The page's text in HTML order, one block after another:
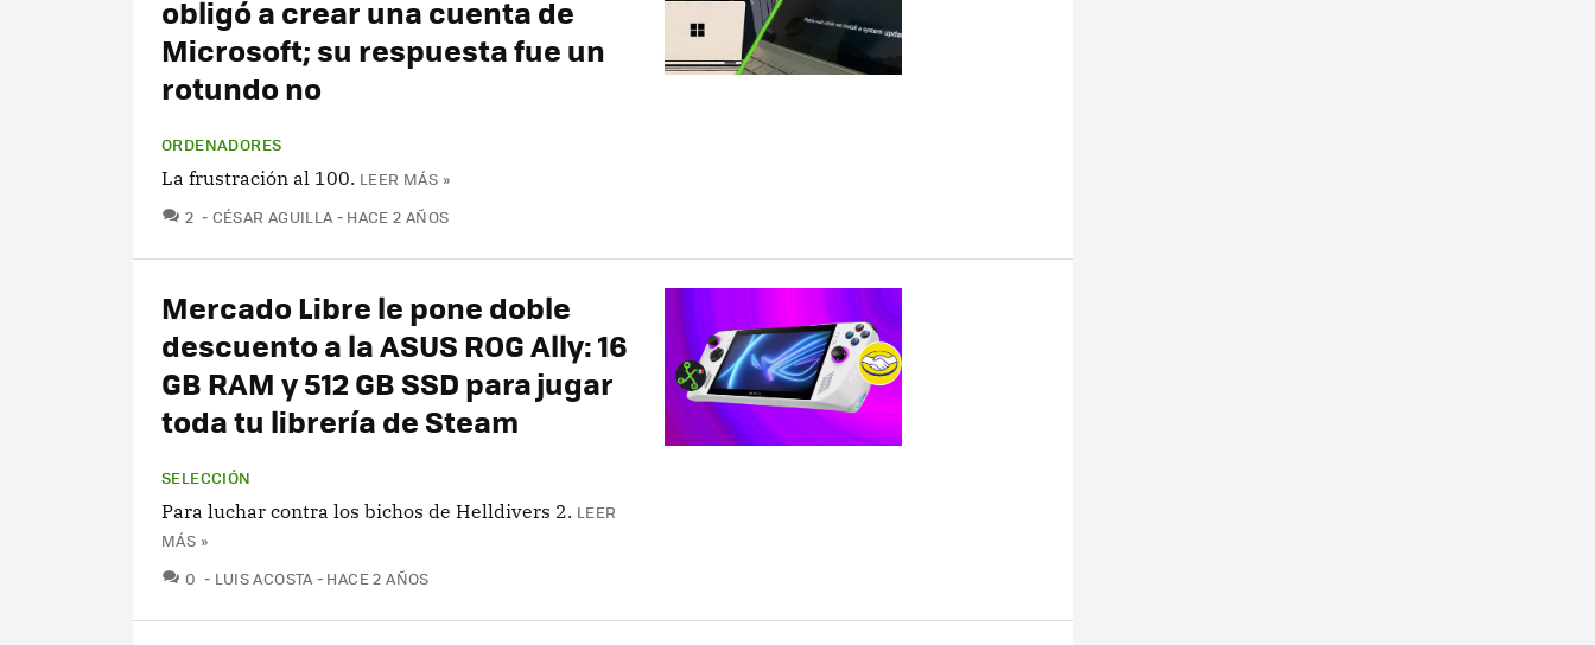
obligó a crear una cuenta de
Microsoft; su respuesta fue un
rotundo no
ORDENADORES
La frustración al 100. LEER MÁS »
2 COMENTARIOS
CÉSAR AGUILLA HACE 2 AÑOS
Mercado Libre le pone doble
descuento a la ASUS ROG Ally: 16
GB RAM y 512 GB SSD para jugar
toda tu librería de Steam
SELECCIÓN
Para luchar contra los bichos de Helldivers 2. LEER
MÁS »
0 COMENTARIOS
LUIS ACOSTA HACE 2 AÑOS